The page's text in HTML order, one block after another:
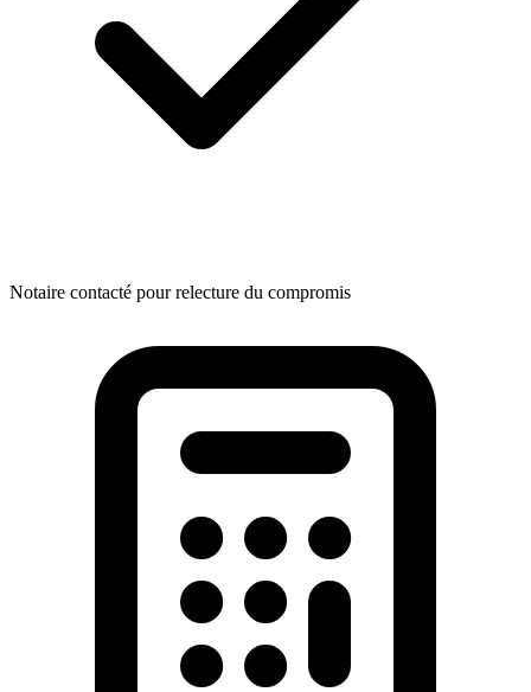
Notaire contacté pour relecture du compromis